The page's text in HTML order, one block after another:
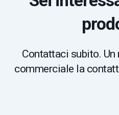
Contattaci subito.
commerciale la